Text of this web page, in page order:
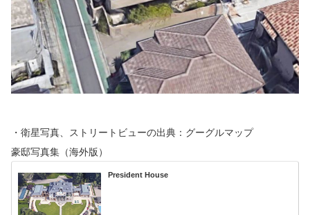
・衛星写真、ストリートビューの出典：グーグルマップ
豪邸写真集（海外版）
President House